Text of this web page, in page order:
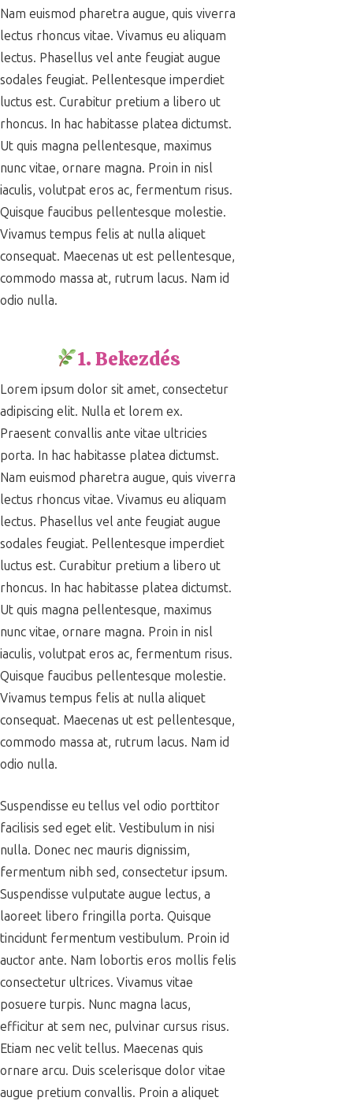
Nam euismod pharetra augue, quis viverra
lectus rhoncus vitae. Vivamus eu aliquam
lectus. Phasellus vel ante feugiat augue
sodales feugiat. Pellentesque imperdiet
luctus est. Curabitur pretium a libero ut
rhoncus. In hac habitasse platea dictumst.
Ut quis magna pellentesque, maximus
nunc vitae, ornare magna. Proin in nisl
iaculis, volutpat eros ac, fermentum risus.
Quisque faucibus pellentesque molestie.
Vivamus tempus felis at nulla aliquet
consequat. Maecenas ut est pellentesque,
commodo massa at, rutrum lacus. Nam id
odio nulla.
1. Bekezdés
Lorem ipsum dolor sit amet, consectetur
adipiscing elit. Nulla et lorem ex.
Praesent convallis ante vitae ultricies
porta. In hac habitasse platea dictumst.
Nam euismod pharetra augue, quis viverra
lectus rhoncus vitae. Vivamus eu aliquam
lectus. Phasellus vel ante feugiat augue
sodales feugiat. Pellentesque imperdiet
luctus est. Curabitur pretium a libero ut
rhoncus. In hac habitasse platea dictumst.
Ut quis magna pellentesque, maximus
nunc vitae, ornare magna. Proin in nisl
iaculis, volutpat eros ac, fermentum risus.
Quisque faucibus pellentesque molestie.
Vivamus tempus felis at nulla aliquet
consequat. Maecenas ut est pellentesque,
commodo massa at, rutrum lacus. Nam id
odio nulla.
Suspendisse eu tellus vel odio porttitor
facilisis sed eget elit. Vestibulum in nisi
nulla. Donec nec mauris dignissim,
fermentum nibh sed, consectetur ipsum.
Suspendisse vulputate augue lectus, a
laoreet libero fringilla porta. Quisque
tincidunt fermentum vestibulum. Proin id
auctor ante. Nam lobortis eros mollis felis
consectetur ultrices. Vivamus vitae
posuere turpis. Nunc magna lacus,
efficitur at sem nec, pulvinar cursus risus.
Etiam nec velit tellus. Maecenas quis
ornare arcu. Duis scelerisque dolor vitae
augue pretium convallis. Proin a aliquet